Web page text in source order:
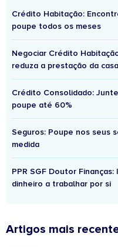
Crédito Habitação:
poupe todos os meses
Negociar Crédito
reduza a prestação da casa
Crédito Consolidado:
poupe até 60%
Seguros: Poupe nos seus
medida
PPR SGF Doutor
dinheiro a trabalhar por si
Artigos mais